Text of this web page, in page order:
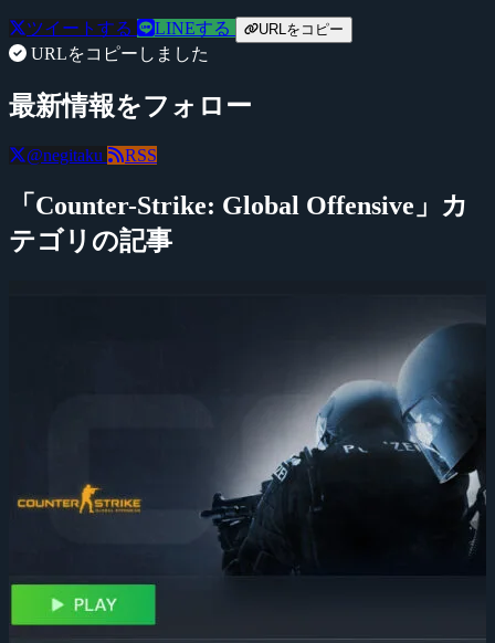
ツイートする LINEする URLをコピー
URLをコピーしました
最新情報をフォロー
@negitaku RSS
「Counter-Strike: Global Offensive」カ
テゴリの記事